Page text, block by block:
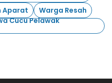
Aparat
Warga Resah
Cucu Pelawak